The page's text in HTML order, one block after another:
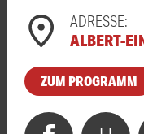
ADRESSE:
ALBERT-
ZUM PROGRAMM